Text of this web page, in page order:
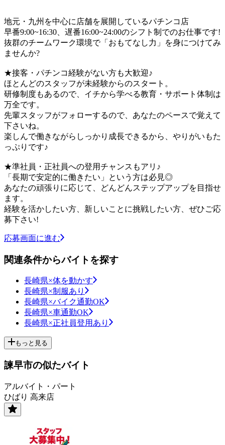
地元・九州を中心に店舗を展開しているパチンコ店
早番9:00~16:30、遅番16:00~24:00のシフト制でのお仕事です!
抜群のチームワーク環境で「おもてなし力」を身につけてみ
ませんか?
★接客・パチンコ経験がない方も大歓迎♪
ほとんどのスタッフが未経験からのスタート。
研修制度もあるので、イチから学べる教育・サポート体制は
万全です。
先輩スタッフがフォローするので、あなたのペースで覚えて
下さいね。
楽しんで働きながらしっかり成長できるから、やりがいもた
っぷりです♪
★準社員・正社員への登用チャンスもアリ♪
「長期で安定的に働きたい」という方は必見◎
あなたの頑張りに応じて、どんどんステップアップを目指せ
ます。
経験を活かしたい方、新しいことに挑戦したい方、ぜひご応
募下さい!
応募画面に進む
関連条件からバイトを探す
長崎県×体を動かす
長崎県×制服あり
長崎県×バイク通勤OK
長崎県×車通勤OK
長崎県×正社員登用あり
もっと見る
諫早市の似たバイト
アルバイト・パート
ひばり 高来店